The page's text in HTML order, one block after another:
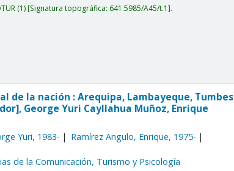
(1) Signatura topográfica: 641.5985/A45/t.1 .
de la nación : Arequipa, Lambayeque, Tumbes
George Yuri Cayllahua Muñoz, Enrique
Yuri, 1983- Ramírez Angulo, Enrique, 1975-
de la Comunicación, Turismo y Psicología